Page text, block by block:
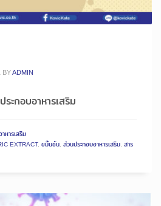
BYADMIN
ะกอบอาหารเสริม
หารเสริม
EXTRACT, ขมิ้นชัน, ส่วนประกอบอาหารเสริม, สาร